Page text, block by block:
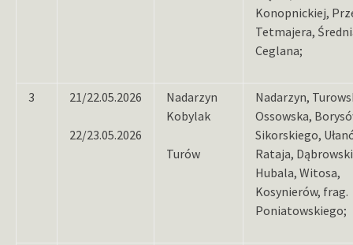
Konopnickiej,
Tetmajera,
Ceglana;
3 21/22.05.2026
22/23.05.2026
Nadarzyn
Kobylak
Turów
Nadarzyn,
Ossowska,
Sikorskiego,
Rataja,
Hubala, Witosa,
Kosynierów, frag.
Poniatowskiego;